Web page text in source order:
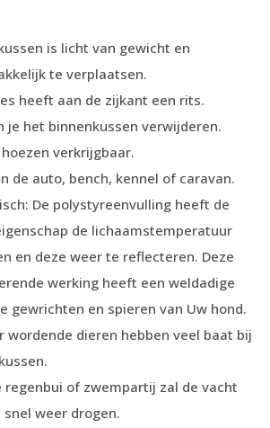
is licht van gewicht en
te verplaatsen.
heeft aan de zijkant een rits.
je het binnenkussen verwijderen.
verkrijgbaar.
de auto, bench, kennel of caravan.
De polystyreenvulling heeft de
de lichaamstemperatuur
en deze weer te reflecteren. Deze
werking heeft een weldadige
gewrichten en spieren van Uw hond.
wordende dieren hebben veel baat bij
regenbui of zwempartij zal de vacht
snel weer drogen.